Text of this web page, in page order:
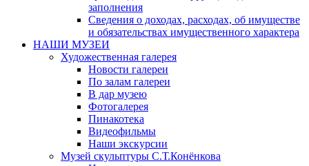
заполнения
Сведения о доходах, расходах, об имуществе
и обязательствах имущественного характера
НАШИ МУЗЕИ
Художественная галерея
Новости галереи
По залам галереи
В дар музею
Фотогалерея
Пинакотека
Видеофильмы
Наши экскурсии
Музей скульптуры С.Т.Конёнкова